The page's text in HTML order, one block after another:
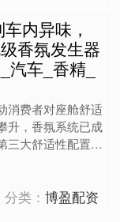
内异味，
香氛发生器
车_香精_
消费者对座舱舒适
升，香氛系统已成
三大舒适性配置，
超40%，并加速
于....
分类：博盈配资